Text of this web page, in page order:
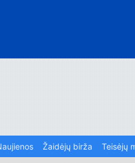
Žaidėjų birža Teisėjų